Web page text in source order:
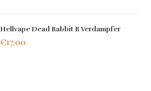
Hellvape Dead Rabbit R Verdampfer
€17,00